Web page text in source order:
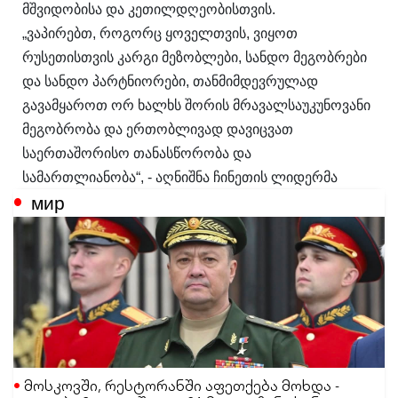
მშვიდობისა და კეთილდღეობისთვის.
„ვაპირებთ, როგორც ყოველთვის, ვიყოთ
რუსეთისთვის კარგი მეზობლები, სანდო მეგობრები
და სანდო პარტნიორები, თანმიმდევრულად
გავამყაროთ ორ ხალხს შორის მრავალსაუკუნოვანი
მეგობრობა და ერთობლივად დავიცვათ
საერთაშორისო თანასწორობა და
სამართლიანობა“, - აღნიშნა ჩინეთის ლიდერმა
мир